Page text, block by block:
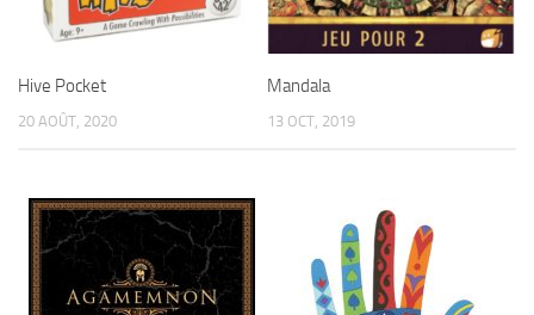
Hive Pocket
20 AOÛT, 2020
Mandala
13 OCT, 2019